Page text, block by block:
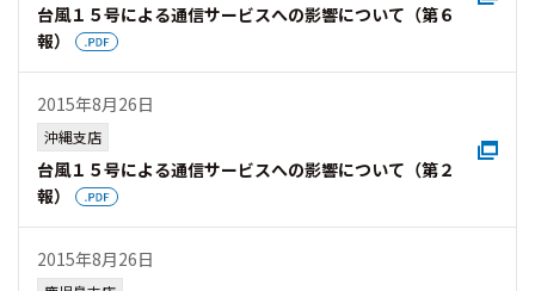
台風１５号による通信サービスへの影響について（第６
報）
2015年8月26日
沖縄支店
台風１５号による通信サービスへの影響について（第２
報）
2015年8月26日